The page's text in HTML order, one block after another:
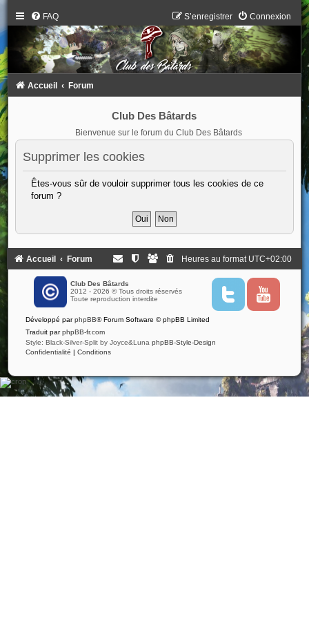
FAQ Connexion
S’enregistrer
Accueil Forum
Club Des Bâtards
Bienvenue sur le forum du Club Des Bâtards
Supprimer les cookies
Êtes-vous sûr de vouloir supprimer tous les cookies de ce
forum ?
Accueil Forum Heures au format UTC+02:00
Club Des Bâtards
2012 - 2026 © Tous droits réservés
Toute reproduction interdite
T
i
Y
u
Développé parphpBB® Forum Software © phpBB Limited
Traduit parphpBB-fr.com
Style: Black-Silver-Split by Joyce&Luna phpBB-Style-Design
Confidentialité | Conditions